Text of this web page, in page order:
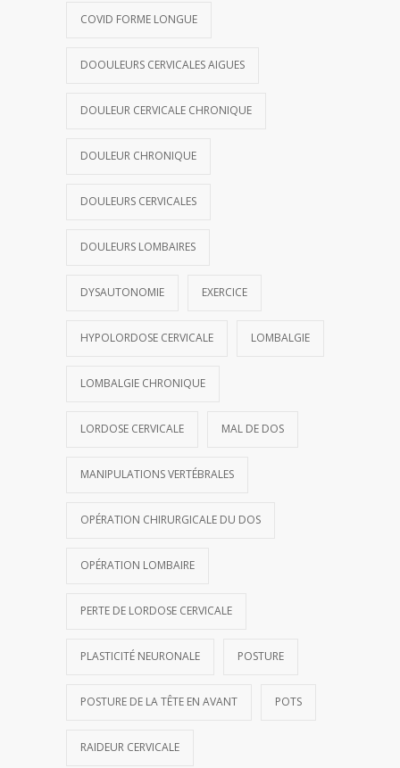
COVID FORME LONGUE
DOOULEURS CERVICALES AIGUES
DOULEUR CERVICALE CHRONIQUE
DOULEUR CHRONIQUE
DOULEURS CERVICALES
DOULEURS LOMBAIRES
DYSAUTONOMIE EXERCICE
HYPOLORDOSE CERVICALE LOMBALGIE
LOMBALGIE CHRONIQUE
LORDOSE CERVICALE MAL DE DOS
MANIPULATIONS VERTÉBRALES
OPÉRATION CHIRURGICALE DU DOS
OPÉRATION LOMBAIRE
PERTE DE LORDOSE CERVICALE
PLASTICITÉ NEURONALE POSTURE
POSTURE DE LA TÊTE EN AVANT POTS
RAIDEUR CERVICALE